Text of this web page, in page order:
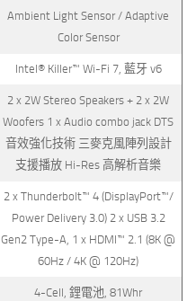
Ambient Light Sensor / Adaptive
Color Sensor
Intel® Killer™ Wi-Fi 7, 藍牙 v6
2 x 2W Stereo Speakers + 2 x 2W
Woofers 1 x Audio combo jack DTS
音效強化技術 三麥克風陣列設計
支援播放 Hi-Res 高解析音樂
2 x Thunderbolt™ 4 (DisplayPort™/
Power Delivery 3.0) 2 x USB 3.2
Gen2 Type-A, 1 x HDMI™ 2.1 (8K @
60Hz / 4K @ 120Hz)
4-Cell, 鋰電池, 81Whr